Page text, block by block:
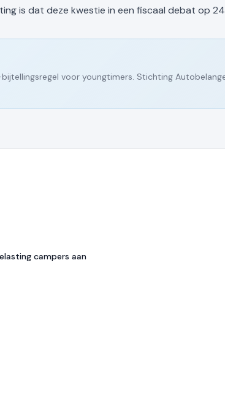
is dat deze kwestie in een fiscaal debat op
voor youngtimers. Stichting
campers aan